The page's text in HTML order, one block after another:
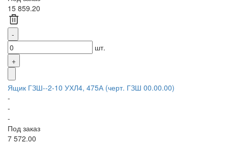
15 859.20
шт.
Ящик ГЗШ--2-10 УХЛ4, 475А (черт. ГЗШ 00.00.00)
-
-
-
Под заказ
7 572.00